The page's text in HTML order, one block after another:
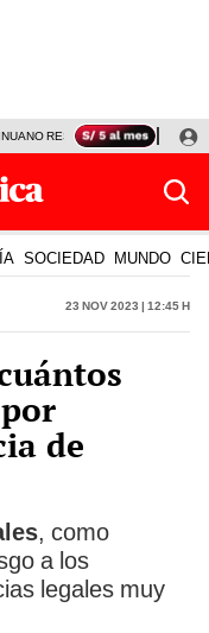
RESULTADOS HOY
SOCIEDAD MUNDO
23 Nov 2023 | 12:45 h
de
, como
a los
legales muy